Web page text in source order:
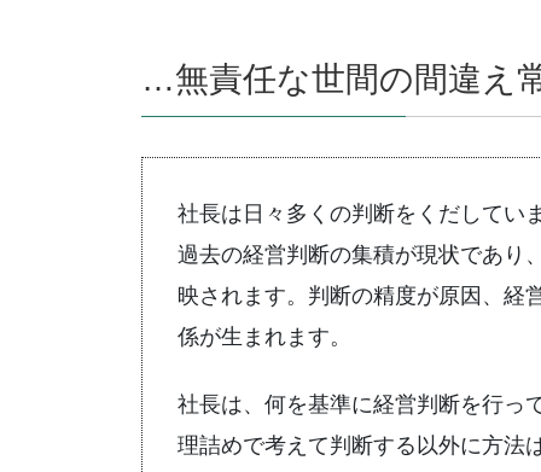
…無責任な世間の間違え
社長は日々多くの判断をくだしていま
過去の経営判断の集積が現状であり
映されます。判断の精度が原因、経
係が生まれます。
社長は、何を基準に経営判断を行っ
理詰めで考えて判断する以外に方法